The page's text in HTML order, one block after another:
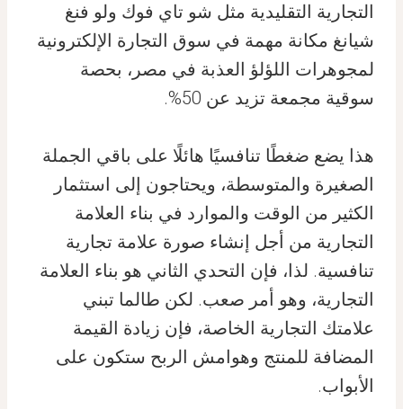
التجارية التقليدية مثل شو تاي فوك ولو فنغ
شيانغ مكانة مهمة في سوق التجارة الإلكترونية
لمجوهرات اللؤلؤ العذبة في مصر، بحصة
سوقية مجمعة تزيد عن 50%.
هذا يضع ضغطًا تنافسيًا هائلًا على باقي الجملة
الصغيرة والمتوسطة، ويحتاجون إلى استثمار
الكثير من الوقت والموارد في بناء العلامة
التجارية من أجل إنشاء صورة علامة تجارية
تنافسية. لذا، فإن التحدي الثاني هو بناء العلامة
التجارية، وهو أمر صعب. لكن طالما تبني
علامتك التجارية الخاصة، فإن زيادة القيمة
المضافة للمنتج وهوامش الربح ستكون على
الأبواب.